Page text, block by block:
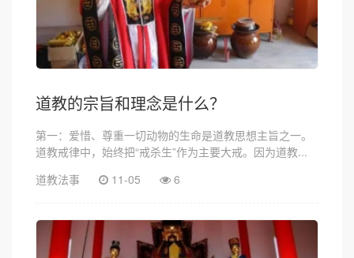
道教的宗旨和理念是什么？
第一：爱惜、尊重一切动物的生命是道教思想主旨之一。
道教戒律中，始终把“戒杀生”作为主要大戒。因为道教...
道教法事
11-05 6